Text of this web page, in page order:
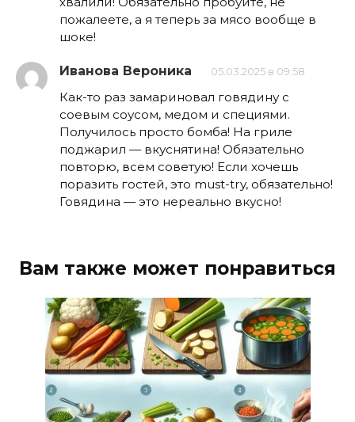
пожалеете, а я теперь за мясо вообще в
шоке!
Иванова Вероника 05.03.2025 в 09:58
Как-то раз замариновал говядину с
соевым соусом, медом и специями.
Получилось просто бомба! На гриле
поджарил — вкуснятина! Обязательно
повторю, всем советую! Если хочешь
поразить гостей, это must-try, обязательно!
Говядина — это нереально вкусно!
Вам также может понравиться